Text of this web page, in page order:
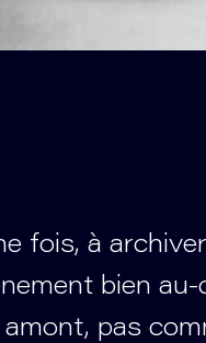
fois, à
bien au-
pas